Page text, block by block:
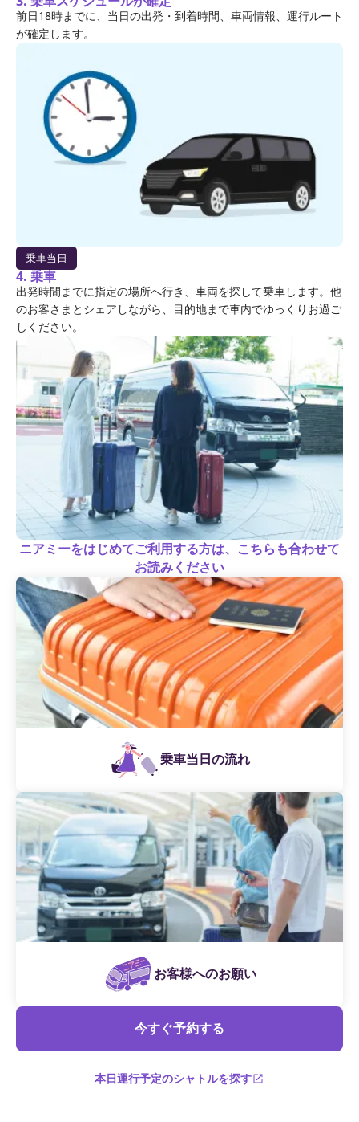
前日18時までに、当日の出発・到着時間、車両情報、運行ルート
が確定します。
乗車当日
4. 乗車
出発時間までに指定の場所へ行き、車両を探して乗車します。他
のお客さまとシェアしながら、目的地まで車内でゆっくりお過ご
しください。
ニアミーをはじめてご利用する方は、こちらも合わせて
お読みください
乗車当日の流れ
お客様へのお願い
今すぐ予約する
本日運行予定のシャトルを探す